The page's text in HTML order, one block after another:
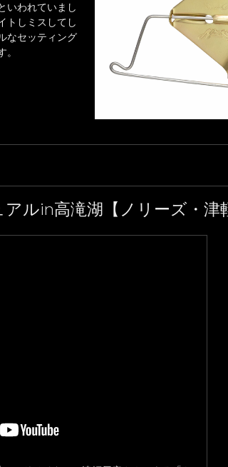
いわれていまし
トしミスしてし
なセッティング
ルin高滝湖【ノリーズ・津